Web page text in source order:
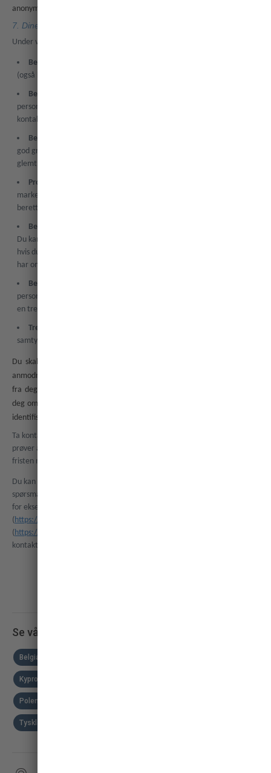
anonymisert slik at de ikke lenger kan brukes til å identifisere deg.
7. Dine rettigheter
Under visse omstendigheter har du rett til følgende:
Be om å få tilgang til
(også kalt «den registrertes rett til innsyn»).
Be om at vi korrigerer upresise eller ufullstendige
personopplysninger vi har om deg. Du kan oppdatere
kontaktopplysningene dine via Min konto.
Be oss om å slette
god grunn til at vi fortsetter å behandle dem (også kalt «retten til å bli
glemt»).
Protestere mot at vi bruker dataene dine
markedsføring eller, i noen tilfeller, bruker dem basert på våre
berettigede interesser.
Be om begrensning
Du kan be oss begrense vår behandling av personopplysningene dine
hvis du for eksempel bestrider riktigheten av personopplysningene vi
har om deg.
Be om dataportabilitet
personopplysningene du har oppgitt til oss, enten direkte til deg eller til
en tredjepart.
Trekke tilbake samtykket
samtykke til behandlingen.
Du skal ikke betale noe for å håndheve rettighetene dine, men hvis
anmodningen er ubegrunnet eller urimelig, kan vi kreve et rimelig gebyr
fra deg eller nekte å overholde forespørselen. Det kan hende at vi ber
deg om ytterligere opplysninger for å verifisere identiteten din og for å
identifisere opplysningene du henviser til.
Ta kontakt med oss hvis du vil håndheve noen av disse rettighetene. Vi
prøver å svare på henvendelser innen en måned, men kan utvide denne
fristen med to måneder når det tillates, og vil da varsle deg om det.
Du kan når som helst kontakte relevant tilsynsmyndighet hvis du har
spørsmål eller vil klage på vår bruk av personopplysningene dine. Du kan
for eksempel kontakte Information Commissioner i Storbritannia
(https://ico.org.uk
(https://www.datatilsynet.dk/
kontakt med oss, slik at vi kan hjelpe deg.
Se våre ferieboliger i 22 land
Belgia
Kypros
Polen
Tyskland